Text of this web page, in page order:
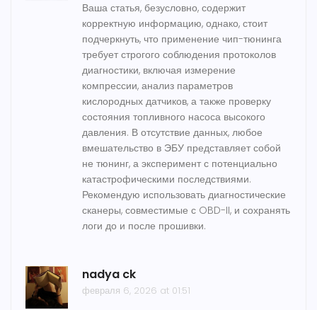
Ваша статья, безусловно, содержит
корректную информацию, однако, стоит
подчеркнуть, что применение чип-тюнинга
требует строгого соблюдения протоколов
диагностики, включая измерение
компрессии, анализ параметров
кислородных датчиков, а также проверку
состояния топливного насоса высокого
давления. В отсутствие данных, любое
вмешательство в ЭБУ представляет собой
не тюнинг, а эксперимент с потенциально
катастрофическими последствиями.
Рекомендую использовать диагностические
сканеры, совместимые с OBD-II, и сохранять
логи до и после прошивки.
nadya ck
февраля 6, 2026 at 01:51